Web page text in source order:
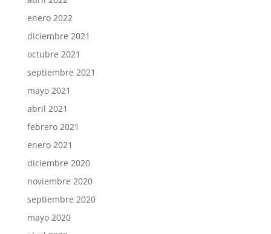
enero 2022
diciembre 2021
octubre 2021
septiembre 2021
mayo 2021
abril 2021
febrero 2021
enero 2021
diciembre 2020
noviembre 2020
septiembre 2020
mayo 2020